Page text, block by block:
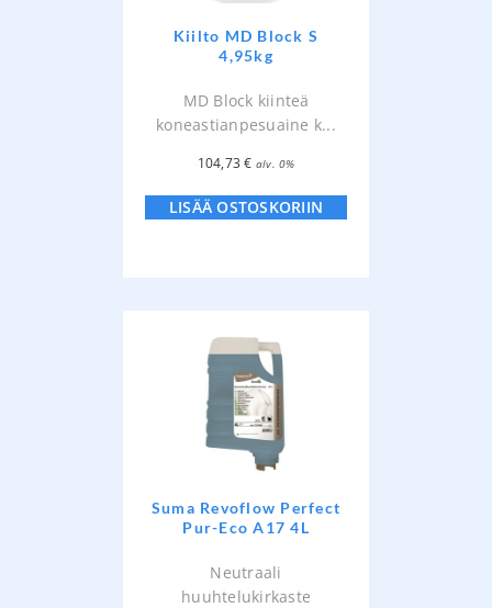
Kiilto MD Block S
4,95kg
MD Block kiinteä
koneastianpesuaine k...
104,73€ alv. 0%
LISÄÄ OSTOSKORIIN
Suma Revoflow Perfect
Pur-Eco A17 4L
Neutraali
huuhtelukirkaste